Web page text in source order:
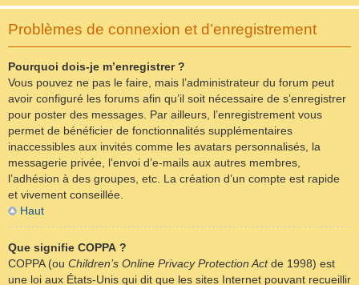
Problèmes de connexion et d’enregistrement
Pourquoi dois-je m’enregistrer ?
Vous pouvez ne pas le faire, mais l’administrateur du forum peut
avoir configuré les forums afin qu’il soit nécessaire de s’enregistrer
pour poster des messages. Par ailleurs, l’enregistrement vous
permet de bénéficier de fonctionnalités supplémentaires
inaccessibles aux invités comme les avatars personnalisés, la
messagerie privée, l’envoi d’e-mails aux autres membres,
l’adhésion à des groupes, etc. La création d’un compte est rapide
et vivement conseillée.
Haut
Que signifie COPPA ?
COPPA (ou Children’s Online Privacy Protection Actde 1998) est
une loi aux États-Unis qui dit que les sites Internet pouvant recueillir